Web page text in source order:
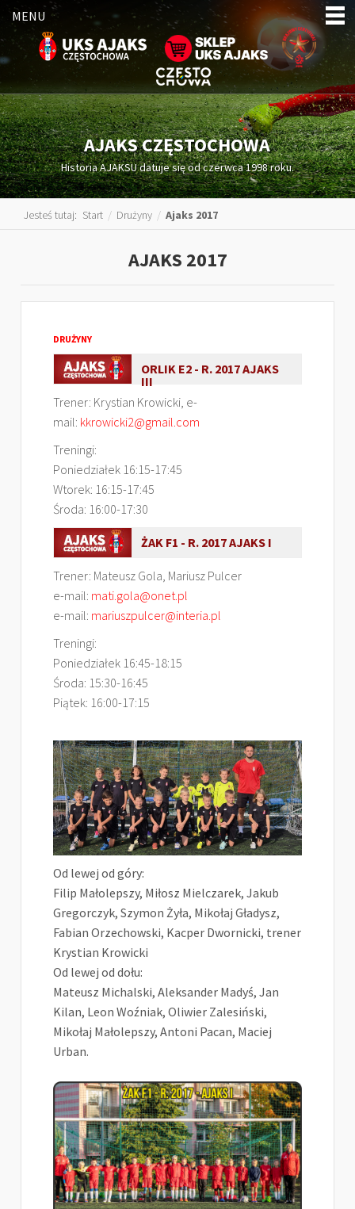
MENU
AJAKS CZĘSTOCHOWA
Historia AJAKSU datuje się od czerwca 1998 roku.
Jesteś tutaj: Start / Drużyny / Ajaks 2017
AJAKS 2017
DRUŻYNY
ORLIK E2 - R. 2017 AJAKS
III
Trener: Krystian Krowicki, e-
mail: kkrowicki2@gmail.com
Treningi:
Poniedziałek 16:15-17:45
Wtorek: 16:15-17:45
Środa: 16:00-17:30
ŻAK F1 - R. 2017 AJAKS I
Trener: Mateusz Gola, Mariusz Pulcer
e-mail: mati.gola@onet.pl
e-mail: mariuszpulcer@interia.pl
Treningi:
Poniedziałek 16:45-18:15
Środa: 15:30-16:45
Piątek: 16:00-17:15
Od lewej od góry:
Filip Małolepszy, Miłosz Mielczarek, Jakub
Gregorczyk, Szymon Żyła, Mikołaj Gładysz,
Fabian Orzechowski, Kacper Dwornicki, trener
Krystian Krowicki
Od lewej od dołu:
Mateusz Michalski, Aleksander Madyś, Jan
Kilan, Leon Woźniak, Oliwier Zalesiński,
Mikołaj Małolepszy, Antoni Pacan, Maciej
Urban.